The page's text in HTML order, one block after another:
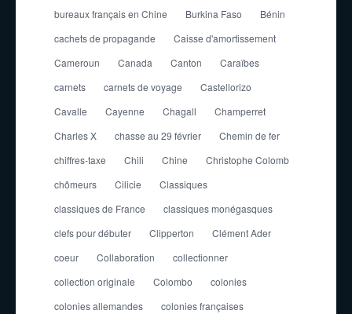
bureaux français en Chine
Burkina Faso
Bénin
cachets de propagande
Caisse d'amortissement
Cameroun
Canada Canton
Caraïbes
carnets
carnets de voyage
Castellorizo
Cavalle
Cayenne Chagall
Champerret
Charles X
chasse au 29 février
Chemin de fer
chiffres-taxe
Chili Chine
Christophe Colomb
chômeurs
Cilicie
Classiques
classiques de France
classiques monégasques
clefs pour débuter
Clipperton
Clément Ader
coeur
Collaboration
collectionner
collection originale
Colombo
colonies
colonies allemandes
colonies françaises